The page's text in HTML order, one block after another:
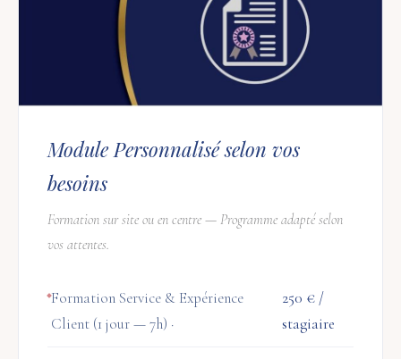
Module Personnalisé selon vos
besoins
Formation sur site ou en centre — Programme adapté selon
vos attentes.
Formation Service & Expérience
Client (1 jour — 7h) ·
250 € /
stagiaire